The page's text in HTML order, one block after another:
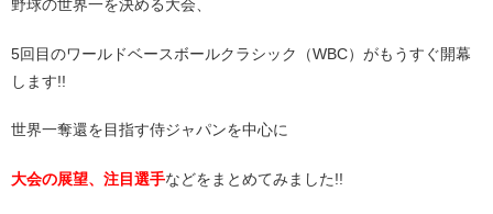
野球の世界一を決める大会、
5回目のワールドベースボールクラシック（WBC）がもうすぐ開幕
します!!
世界一奪還を目指す侍ジャパンを中心に
大会の展望、注目選手などをまとめてみました!!